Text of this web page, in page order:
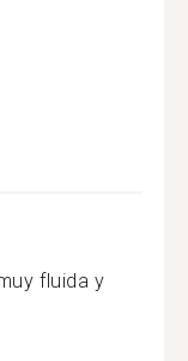
fluida y